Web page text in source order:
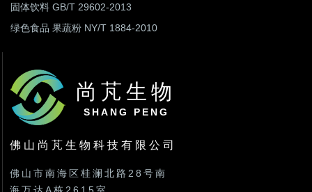
固体饮料 GB/T 29602-2013
绿色食品 果蔬粉 NY/T 1884-2010
尚芃生物
SHANG PENG
佛山尚芃生物科技有限公司
佛山市南海区桂澜北路28号南